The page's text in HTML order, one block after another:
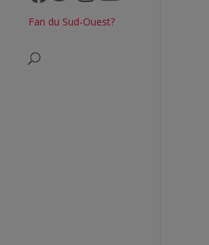
Fan du Sud-Ouest?